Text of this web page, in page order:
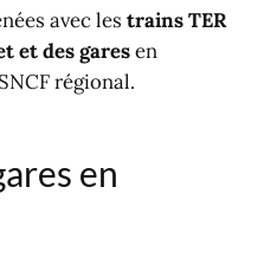
avec lestrains TER
et des garesen
régional.
en